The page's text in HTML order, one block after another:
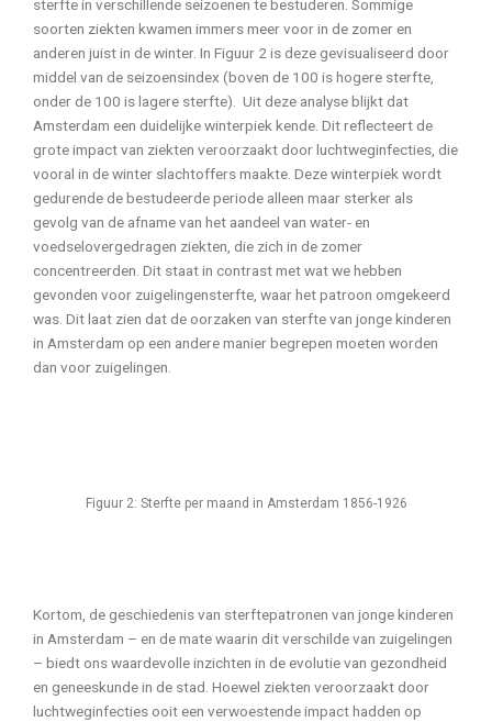
sterfte in verschillende seizoenen te bestuderen. Sommige
soorten ziekten kwamen immers meer voor in de zomer en
anderen juist in de winter. In Figuur 2 is deze gevisualiseerd door
middel van de seizoensindex (boven de 100 is hogere sterfte,
onder de 100 is lagere sterfte). Uit deze analyse blijkt dat
Amsterdam een duidelijke winterpiek kende. Dit reflecteert de
grote impact van ziekten veroorzaakt door luchtweginfecties, die
vooral in de winter slachtoffers maakte. Deze winterpiek wordt
gedurende de bestudeerde periode alleen maar sterker als
gevolg van de afname van het aandeel van water- en
voedselovergedragen ziekten, die zich in de zomer
concentreerden. Dit staat in contrast met wat we hebben
gevonden voor zuigelingensterfte, waar het patroon omgekeerd
was. Dit laat zien dat de oorzaken van sterfte van jonge kinderen
in Amsterdam op een andere manier begrepen moeten worden
dan voor zuigelingen.
Figuur 2: Sterfte per maand in Amsterdam 1856-1926
Kortom, de geschiedenis van sterftepatronen van jonge kinderen
in Amsterdam – en de mate waarin dit verschilde van zuigelingen
– biedt ons waardevolle inzichten in de evolutie van gezondheid
en geneeskunde in de stad. Hoewel ziekten veroorzaakt door
luchtweginfecties ooit een verwoestende impact hadden op